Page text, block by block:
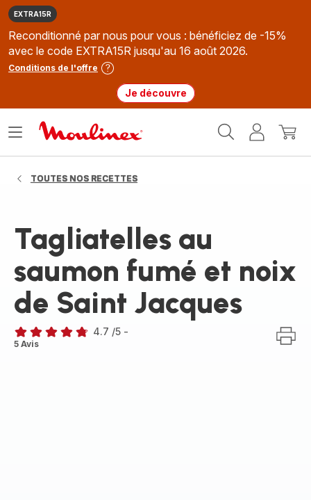
EXTRA15R
Reconditionné par nous pour vous : bénéficiez de -15%
avec le code EXTRA15R jusqu'au 16 août 2026.
Conditions de l'offre
Je découvre
MonMon
Ouvrir
TOUTES NOS RECETTES
Tagliatelles au
saumon fumé et noix
de Saint Jacques
ratings.4.7
4.7 /5 -
5 Avis